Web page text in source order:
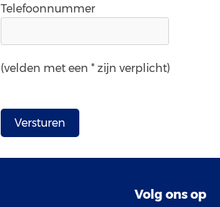
Telefoonnummer
(velden met een * zijn verplicht)
Volg ons op